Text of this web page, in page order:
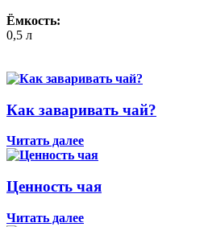
Ёмкость:
0,5 л
Как заваривать чай?
Читать далее
Ценность чая
Читать далее